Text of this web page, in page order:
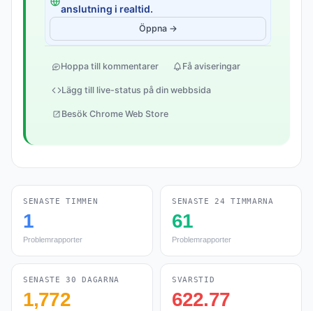
anslutning i realtid.
Öppna →
Hoppa till kommentarer Få aviseringar
Lägg till live-status på din webbsida
Besök Chrome Web Store
SENASTE TIMMEN
1
Problemrapporter
SENASTE 24 TIMMARNA
61
Problemrapporter
SENASTE 30 DAGARNA
1,772
SVARSTID
622.77